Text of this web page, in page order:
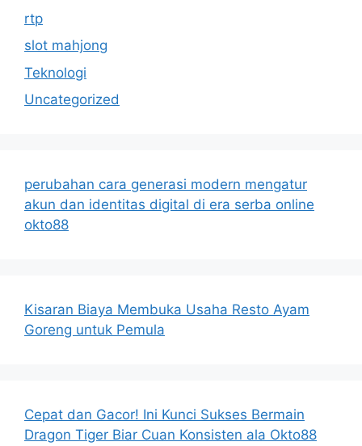
rtp
slot mahjong
Teknologi
Uncategorized
perubahan cara generasi modern mengatur
akun dan identitas digital di era serba online
okto88
Kisaran Biaya Membuka Usaha Resto Ayam
Goreng untuk Pemula
Cepat dan Gacor! Ini Kunci Sukses Bermain
Dragon Tiger Biar Cuan Konsisten ala Okto88